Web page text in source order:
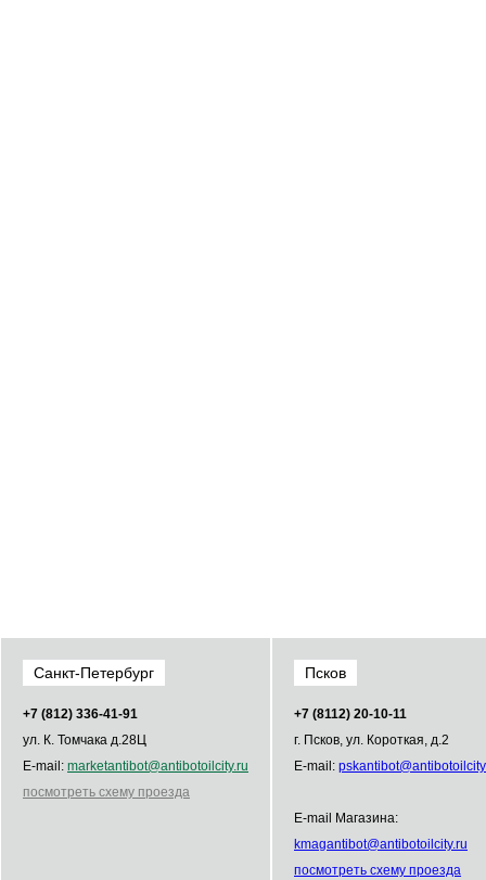
Санкт-Петербург
+7 (812) 336­-41­-91
ул. К. Томчака д.28Ц
E-mail: marketantibot@antibotoilcity.ru
посмотреть схему проезда
Псков
+7 (8112) 20-10-11
г. Псков, ул. Короткая, д.2
E-mail: pskantibot@antibot
E-mail Магазина:
kmagantibot@antibotoilcity.ru
посмотреть схему проезда